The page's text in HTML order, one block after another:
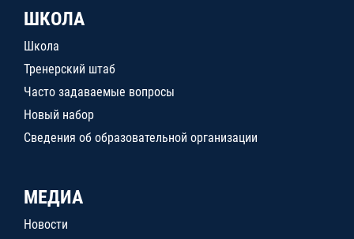
ШКОЛА
Школа
Тренерский штаб
Часто задаваемые вопросы
Новый набор
Сведения об образовательной организации
МЕДИА
Новости